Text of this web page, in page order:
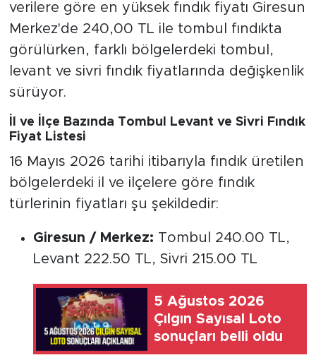
verilere göre en yüksek fındık fiyatı Giresun
Merkez'de 240,00 TL ile tombul fındıkta
görülürken, farklı bölgelerdeki tombul,
levant ve sivri fındık fiyatlarında değişkenlik
sürüyor.
İl ve İlçe Bazında Tombul Levant ve Sivri Fındık
Fiyat Listesi
16 Mayıs 2026 tarihi itibarıyla fındık üretilen
bölgelerdeki il ve ilçelere göre fındık
türlerinin fiyatları şu şekildedir:
Giresun / Merkez: Tombul 240.00 TL,
Levant 222.50 TL, Sivri 215.00 TL
5 Ağustos 2026
Çılgın Sayısal Loto
sonuçları belli oldu